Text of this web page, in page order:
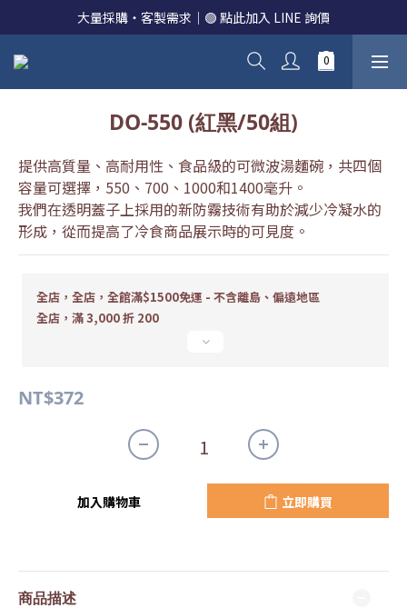
大量採購・客製需求｜🟢 點此加入 LINE 詢價
DO-550 (紅黑/50組)
提供高質量、高耐用性、食品級的可微波湯麵碗，共四個
容量可選擇，550、700、1000和1400毫升。
我們在透明蓋子上採用的新防霧技術有助於減少冷凝水的
形成，從而提高了冷食商品展示時的可見度。
全店，全店，全館滿$1500免運 - 不含離島、偏遠地區
全店，滿 3,000 折 200
NT$372
加入購物車 立即購買
商品描述